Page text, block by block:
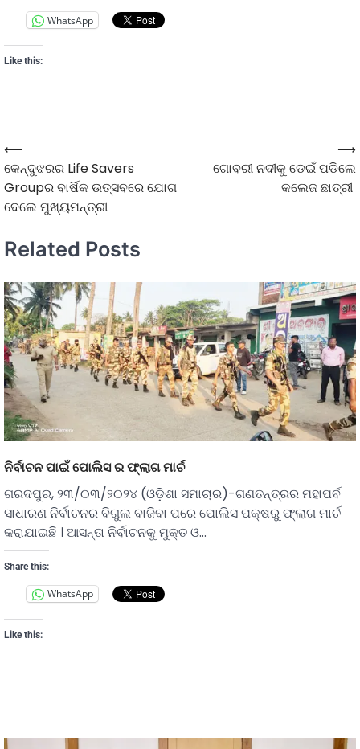
WhatsApp
Like this:
⟵
କେନ୍ଦୁଝରର Life Savers
Groupର ବାର୍ଷିକ ଉତ୍ସବରେ ଯୋଗ
ଦେଲେ ମୁଖ୍ୟମନ୍ତ୍ରୀ
ଗୋବରୀ ନଦୀକୁ ଡେଇଁ ପଡିଲେ
କଲେଜ ଛାତ୍ରୀ
⟶
Related Posts
ନିର୍ବାଚନ ପାଇଁ ପୋଲିସ ର ଫ୍ଲାଗ ମାର୍ଚ
ଗରଦପୁର, ୨୩/୦୩/୨୦୨୪ (ଓଡ଼ିଶା ସମାଚାର)-ଗଣତନ୍ତ୍ରର ମହାପର୍ବ
ସାଧାରଣ ନିର୍ବାଚନର ବିଗୁଲ ବାଜିବା ପରେ ପୋଲିସ ପକ୍ଷରୁ ଫ୍ଲାଗ ମାର୍ଚ
କରାଯାଇଛି । ଆସନ୍ତା ନିର୍ବାଚନକୁ ମୁକ୍ତ ଓ…
Share this:
WhatsApp
Like this: